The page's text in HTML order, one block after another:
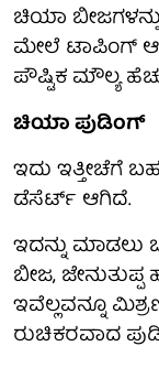
ಚಿಯಾ
ಮೇಲೆ ಟಾಪಿಂಗ್
ಪೌಷ್ಟಿಕ ಮೌಲ್ಯ
ಚಿಯಾ ಪುಡಿಂಗ್
ಇದು ಇತ್ತೀಚೆಗೆ
ಡೆಸೆರ್ಟ್ ಆಗಿದೆ.
ಇದನ್ನು ಮಾಡಲು
ಬೀಜ, ಜೇನುತುಪ್ಪ
ಇವೆಲ್ಲವನ್ನೂ
ರುಚಿಕರವಾದ